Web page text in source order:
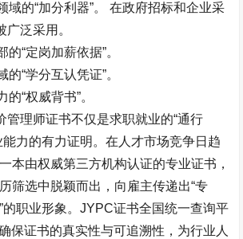
域的“加分利器”。
在政府招标和企业采
广泛采用。
的“定岗加薪依据”。
的“学分互认凭证”。
的“权威背书”。
管理师证书不仅是求职就业的“通行
能力的有力证明。在人才市场竞争日趋
本由权威第三方机构认证的专业证书，
筛选中脱颖而出，向雇主传递出“专
”的职业形象。JYPC证书全国统一查询平
保证书的真实性与可追溯性，为行业人